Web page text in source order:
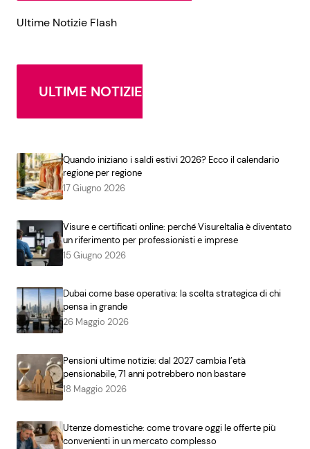
Ultime Notizie Flash
ULTIME NOTIZIE
Quando iniziano i saldi estivi 2026? Ecco il calendario
regione per regione
17 Giugno 2026
Visure e certificati online: perché VisureItalia è diventato
un riferimento per professionisti e imprese
15 Giugno 2026
Dubai come base operativa: la scelta strategica di chi
pensa in grande
26 Maggio 2026
Pensioni ultime notizie: dal 2027 cambia l’età
pensionabile, 71 anni potrebbero non bastare
18 Maggio 2026
Utenze domestiche: come trovare oggi le offerte più
convenienti in un mercato complesso